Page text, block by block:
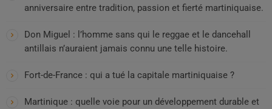
anniversaire entre tradition, passion et fierté martiniquaise.
Don Miguel : l’homme sans qui le reggae et le dancehall
antillais n’auraient jamais connu une telle histoire.
Fort-de-France : qui a tué la capitale martiniquaise ?
Martinique : quelle voie pour un développement durable et